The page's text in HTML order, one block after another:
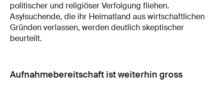
politischer und religiöser Verfolgung fliehen.
Asylsuchende, die ihr Heimatland aus wirtschaftlichen
Gründen verlassen, werden deutlich skeptischer
beurteilt.
Aufnahmebereitschaft ist weiterhin gross